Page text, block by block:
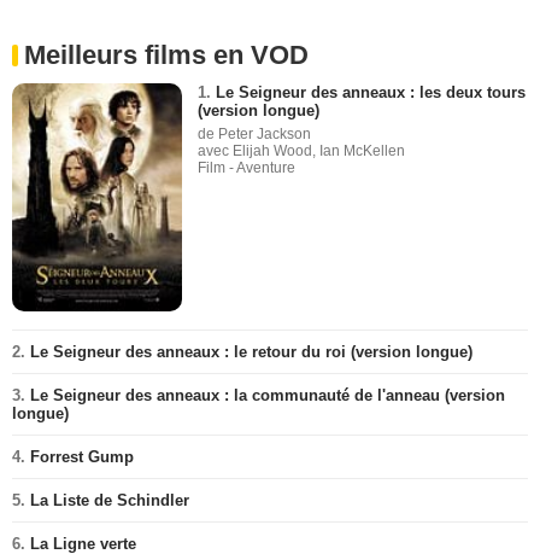
Meilleurs films en VOD
1. Le Seigneur des anneaux : les deux tours
(version longue)
de Peter Jackson
avec Elijah Wood, Ian McKellen
Film - Aventure
2. Le Seigneur des anneaux : le retour du roi (version longue)
3. Le Seigneur des anneaux : la communauté de l'anneau (version
longue)
4. Forrest Gump
5. La Liste de Schindler
6. La Ligne verte